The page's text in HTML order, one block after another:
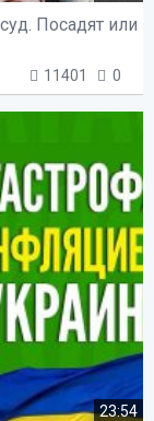
Посадят или
11401 0
23:54